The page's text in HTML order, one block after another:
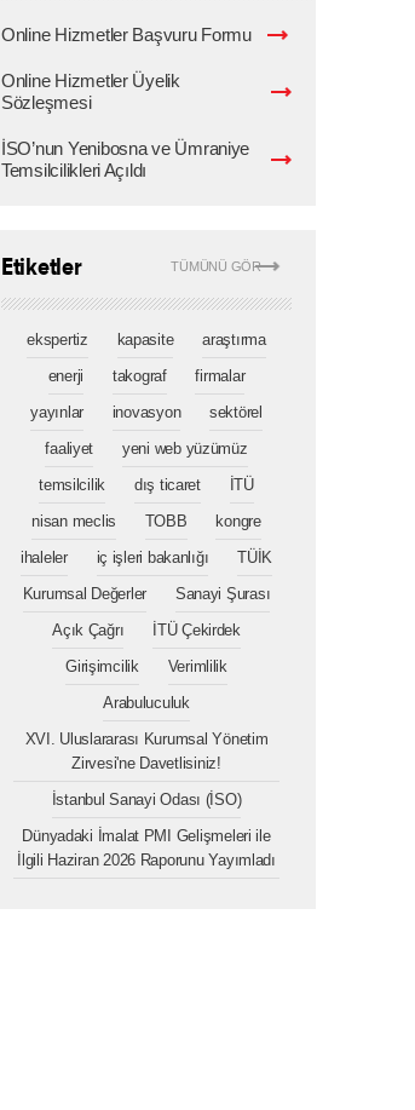
Online Hizmetler Başvuru Formu
Online Hizmetler Üyelik
Sözleşmesi
İSO’nun Yenibosna ve Ümraniye
Temsilcilikleri Açıldı
TÜMÜNÜ GÖR
Etiketler
ekspertiz kapasite
araştırma
enerji
takograf
firmalar
yayınlar
inovasyon
sektörel
faaliyet
yeni web yüzümüz
temsilcilik
dış ticaret
İTÜ
nisan meclis
TOBB
kongre
ihaleler
iç işleri bakanlığı
TÜİK
Kurumsal Değerler
Sanayi Şurası
Açık Çağrı
İTÜ Çekirdek
Girişimcilik
Verimlilik
Arabuluculuk
XVI. Uluslararası Kurumsal Yönetim
Zirvesi'ne Davetlisiniz!
İstanbul Sanayi Odası (İSO)
Dünyadaki İmalat PMI Gelişmeleri ile
İlgili Haziran 2026 Raporunu Yayımladı